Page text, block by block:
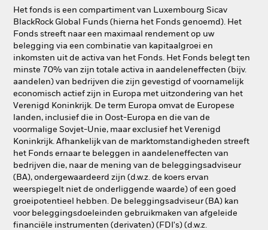
Het fonds is een compartiment van Luxembourg Sicav
BlackRock Global Funds (hierna het Fonds genoemd). Het
Fonds streeft naar een maximaal rendement op uw
belegging via een combinatie van kapitaalgroei en
inkomsten uit de activa van het Fonds. Het Fonds belegt ten
minste 70% van zijn totale activa in aandeleneffecten (bijv.
aandelen) van bedrijven die zijn gevestigd of voornamelijk
economisch actief zijn in Europa met uitzondering van het
Verenigd Koninkrijk. De term Europa omvat de Europese
landen, inclusief die in Oost-Europa en die van de
voormalige Sovjet-Unie, maar exclusief het Verenigd
Koninkrijk. Afhankelijk van de marktomstandigheden streeft
het Fonds ernaar te beleggen in aandeleneffecten van
bedrijven die, naar de mening van de beleggingsadviseur
(BA), ondergewaardeerd zijn (d.w.z. de koers ervan
weerspiegelt niet de onderliggende waarde) of een goed
groeipotentieel hebben. De beleggingsadviseur (BA) kan
voor beleggingsdoeleinden gebruikmaken van afgeleide
financiële instrumenten (derivaten) (FDI's) (d.w.z.